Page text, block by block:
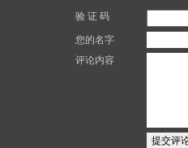
验 证 码
您的名字
评论内容